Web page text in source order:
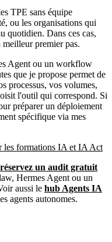
TPE sans équipe
ou les organisations qui
quotidien. Dans ces cas,
meilleur premier pas.
Agent ou un workflow
que je propose permet de
processus, vos volumes,
l'outil qui correspond. Si
préparer un déploiement
spécifique via mes
les formations IA et IA Act
réservez un audit gratuit
, Hermes Agent ou un
aussi le hub Agents IA
agents autonomes.